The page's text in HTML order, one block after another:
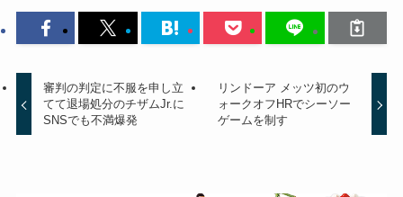
審判の判定に不服を申し立
てて退場処分のチザムJr.に
SNSでも不満爆発
リンドーア メッツ初のウ
ォークオフHRでシーソー
ゲームを制す